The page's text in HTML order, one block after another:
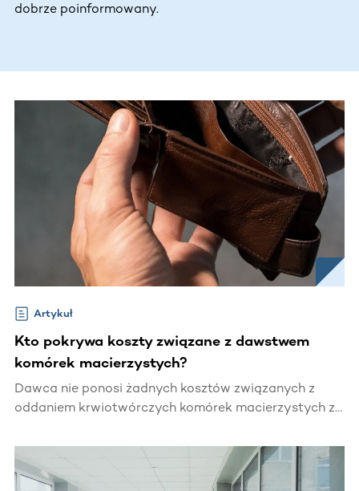
dobrze poinformowany.
Artykuł
Kto pokrywa koszty związane z dawstwem
komórek macierzystych?
Dawca nie ponosi żadnych kosztów związanych z
oddaniem krwiotwórczych komórek macierzystych z